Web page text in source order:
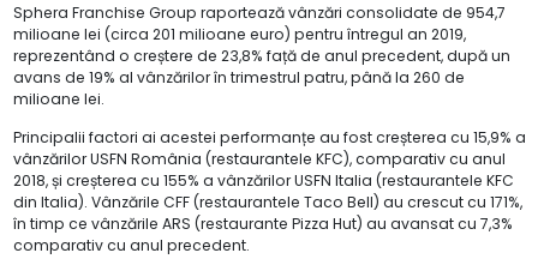
Sphera Franchise Group raportează vânzări consolidate de 954,7
milioane lei (circa 201 milioane euro) pentru întregul an 2019,
reprezentând o creștere de 23,8% față de anul precedent, după un
avans de 19% al vânzărilor în trimestrul patru, până la 260 de
milioane lei.
Principalii factori ai acestei performanțe au fost creșterea cu 15,9% a
vânzărilor USFN România (restaurantele KFC), comparativ cu anul
2018, și creșterea cu 155% a vânzărilor USFN Italia (restaurantele KFC
din Italia). Vânzările CFF (restaurantele Taco Bell) au crescut cu 171%,
în timp ce vânzările ARS (restaurante Pizza Hut) au avansat cu 7,3%
comparativ cu anul precedent.